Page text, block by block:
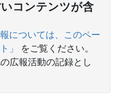
コンテンツが含
については、このペー
」
をご覧ください。
広報活動の記録とし